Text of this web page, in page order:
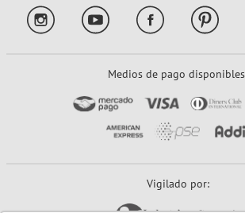
Medios de pago
Vigilado por: